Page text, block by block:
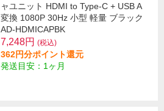
ャユニット HDMI to Type-C + USB A
変換 1080P 30Hz 小型 軽量 ブラック
AD-HDMICAPBK
7,248円 (税込)
362円分ポイント還元
発送目安：1ヶ月